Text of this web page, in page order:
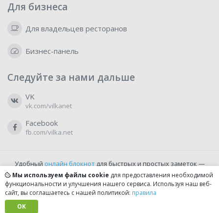
Для бизнеса
Для владельцев ресторанов
Бизнес-панель
Следуйте за нами дальше
VK
vk.com/vilkanet
Facebook
fb.com/vilka.net
Удобный онлайн блокнотдля быстрых и простых заметок —
бесплатно и доступно прямо из браузера.
Мы используем файлы cookie для предоставления необходимой
функциональности и улучшения нашего сервиса. Используя наш веб-
сайт, вы соглашаетесь с нашей политикой: правила
OK